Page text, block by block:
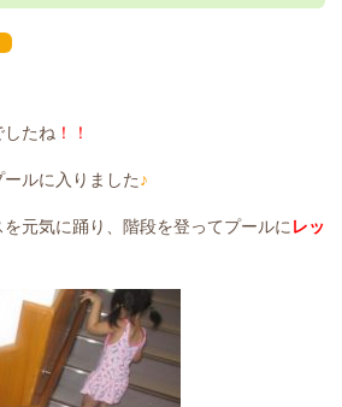
したね ！！
ルに入りました♪
元気に踊り、階段を登ってプールにレッ